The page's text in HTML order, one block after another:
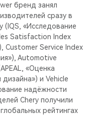
бренд занял
сразу в
(IQS, «Исследование
Satisfaction Index
Customer Service Index
Automotive
«Оценка
и Vehicle
надёжности
Chery получили
рейтингах